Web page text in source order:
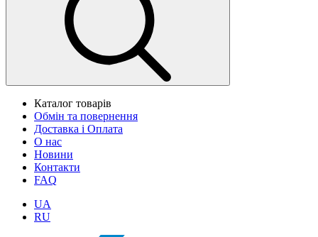
Каталог товарів
Обмін та повернення
Доставка і Оплата
О нас
Новини
Контакти
FAQ
UA
RU